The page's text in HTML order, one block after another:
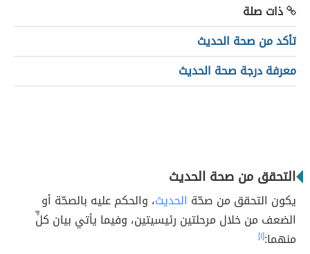
ذات صلة
تأكد من صحة الحديث
معرفة درجة صحة الحديث
التحقق من صحة الحديث
يكون التحقق من صحّة الحديث، والحكم عليه بالصحّة أو
الضعف من خلال مرحلتين رئيسيتين، وفيما يأتي بيان كلٍّ
منهما:[١]